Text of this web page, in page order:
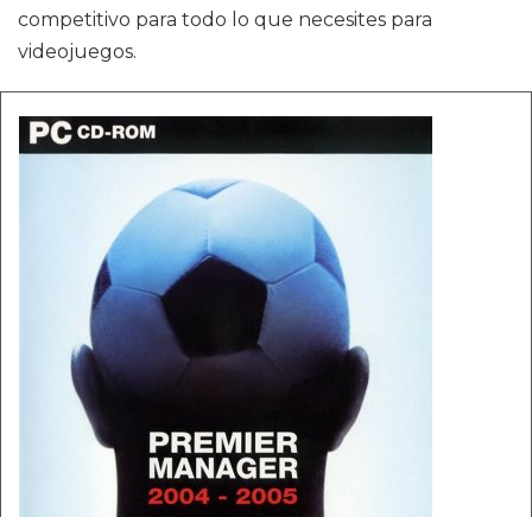
competitivo para todo lo que necesites para
videojuegos.